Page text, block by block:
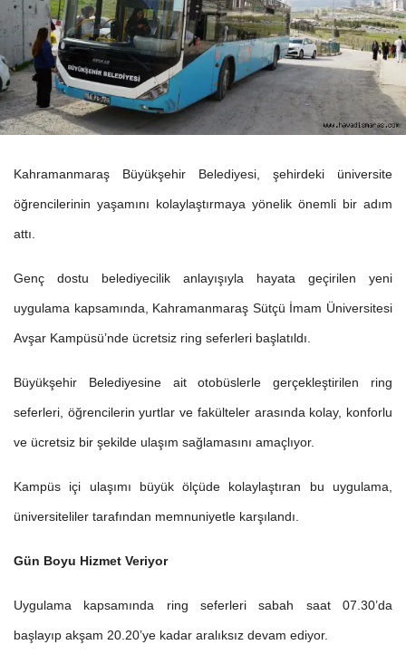
Kahramanmaraş Büyükşehir Belediyesi, şehirdeki üniversite
öğrencilerinin yaşamını kolaylaştırmaya yönelik önemli bir adım
attı.
Genç dostu belediyecilik anlayışıyla hayata geçirilen yeni
uygulama kapsamında, Kahramanmaraş Sütçü İmam Üniversitesi
Avşar Kampüsü’nde ücretsiz ring seferleri başlatıldı.
Büyükşehir Belediyesine ait otobüslerle gerçekleştirilen ring
seferleri, öğrencilerin yurtlar ve fakülteler arasında kolay, konforlu
ve ücretsiz bir şekilde ulaşım sağlamasını amaçlıyor.
Kampüs içi ulaşımı büyük ölçüde kolaylaştıran bu uygulama,
üniversiteliler tarafından memnuniyetle karşılandı.
Gün Boyu Hizmet Veriyor
Uygulama kapsamında ring seferleri sabah saat 07.30’da
başlayıp akşam 20.20’ye kadar aralıksız devam ediyor.